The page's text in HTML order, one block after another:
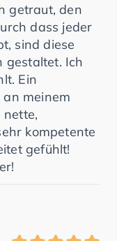
getraut, den
dass jeder
sind diese
gestaltet. Ich
Ein
meinem
nette,
kompetente
gefühlt!